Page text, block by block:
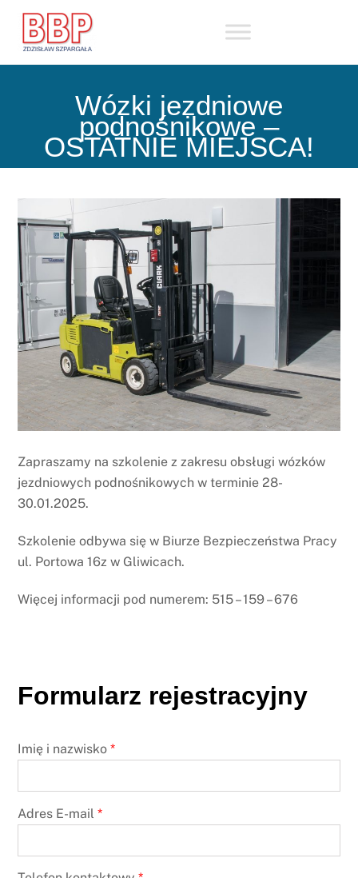
Skip
content
Wózki jezdniowe
podnośnikowe –
OSTATNIE MIEJSCA!
Zapraszamy na szkolenie z zakresu obsługi wózków
jezdniowych podnośnikowych w terminie 28-
30.01.2025.
Szkolenie odbywa się w Biurze Bezpieczeństwa Pracy
ul. Portowa 16z w Gliwicach.
Więcej informacji pod numerem: 515 – 159 – 676
Formularz rejestracyjny
Imię i nazwisko*
Adres E-mail*